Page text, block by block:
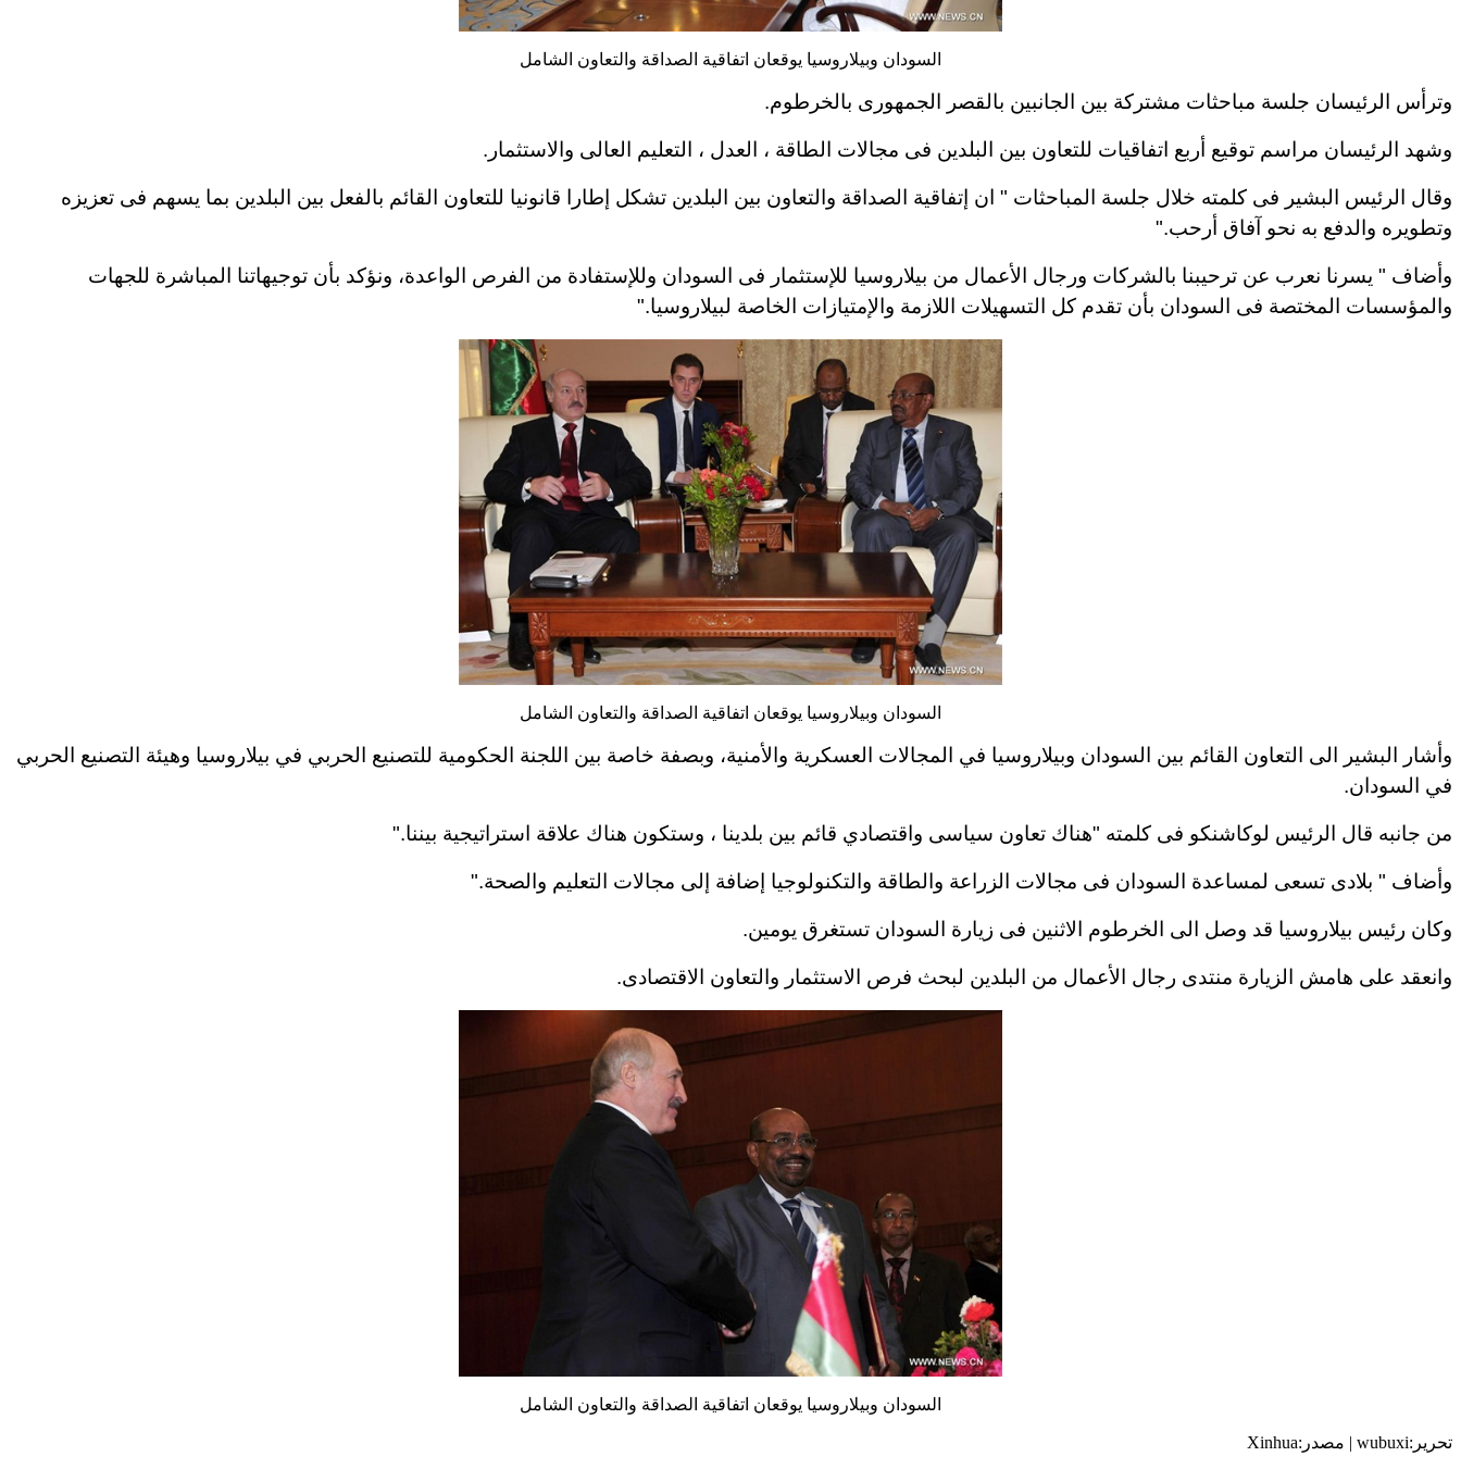
السودان وبيلاروسيا يوقعان اتفاقية الصداقة والتعاون الشامل
وترأس الرئيسان جلسة مباحثات مشتركة بين الجانبين بالقصر الجمهورى بالخرطوم.
وشهد الرئيسان مراسم توقيع أربع اتفاقيات للتعاون بين البلدين فى مجالات الطاقة ، العدل ، التعليم العالى والاستثمار .
وقال الرئيس البشير فى كلمته خلال جلسة المباحثات " ان إتفاقية الصداقة والتعاون بين البلدين تشكل إطارا قانونيا للتعاون القائم بالفعل بين البلدين بما يسهم فى تعزيزه
وتطويره والدفع به نحو آفاق أرحب".
وأضاف " يسرنا نعرب عن ترحيبنا بالشركات ورجال الأعمال من بيلاروسيا للإستثمار فى السودان وللإستفادة من الفرص الواعدة، ونؤكد بأن توجيهاتنا المباشرة للجهات
والمؤسسات المختصة فى السودان بأن تقدم كل التسهيلات اللازمة والإمتيازات الخاصة لبيلاروسيا".
السودان وبيلاروسيا يوقعان اتفاقية الصداقة والتعاون الشامل
وأشار البشير الى التعاون القائم بين السودان وبيلاروسيا في المجالات العسكرية والأمنية، وبصفة خاصة بين اللجنة الحكومية للتصنيع الحربي في بيلاروسيا وهيئة التصنيع الحربي
في السودان.
من جانبه قال الرئيس لوكاشنكو فى كلمته "هناك تعاون سياسى واقتصادي قائم بين بلدينا ، وستكون هناك علاقة استراتيجية بيننا".
وأضاف " بلادى تسعى لمساعدة السودان فى مجالات الزراعة والطاقة والتكنولوجيا إضافة إلى مجالات التعليم والصحة".
وكان رئيس بيلاروسيا قد وصل الى الخرطوم الاثنين فى زيارة السودان تستغرق يومين.
وانعقد على هامش الزيارة منتدى رجال الأعمال من البلدين لبحث فرص الاستثمار والتعاون الاقتصادى.
السودان وبيلاروسيا يوقعان اتفاقية الصداقة والتعاون الشامل
تحرير:wubuxi | مصدر:Xinhua